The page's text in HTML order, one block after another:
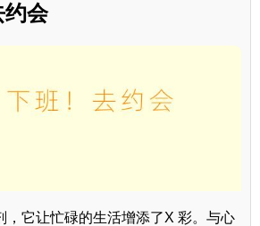
约会
，它让忙碌的生活增添了X 彩。与心